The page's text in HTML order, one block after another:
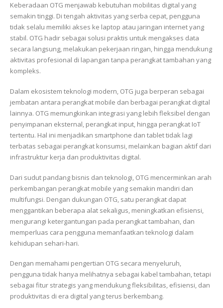
Keberadaan OTG menjawab kebutuhan mobilitas digital yang
semakin tinggi. Di tengah aktivitas yang serba cepat, pengguna
tidak selalu memiliki akses ke laptop atau jaringan internet yang
stabil. OTG hadir sebagai solusi praktis untuk mengakses data
secara langsung, melakukan pekerjaan ringan, hingga mendukung
aktivitas profesional di lapangan tanpa perangkat tambahan yang
kompleks.
Dalam ekosistem teknologi modern, OTG juga berperan sebagai
jembatan antara perangkat mobile dan berbagai perangkat digital
lainnya. OTG memungkinkan integrasi yang lebih fleksibel dengan
penyimpanan eksternal, perangkat input, hingga perangkat IoT
tertentu. Hal ini menjadikan smartphone dan tablet tidak lagi
terbatas sebagai perangkat konsumsi, melainkan bagian aktif dari
infrastruktur kerja dan produktivitas digital.
Dari sudut pandang bisnis dan teknologi, OTG mencerminkan arah
perkembangan perangkat mobile yang semakin mandiri dan
multifungsi. Dengan dukungan OTG, satu perangkat dapat
menggantikan beberapa alat sekaligus, meningkatkan efisiensi,
mengurangi ketergantungan pada perangkat tambahan, dan
memperluas cara pengguna memanfaatkan teknologi dalam
kehidupan sehari-hari.
Dengan memahami pengertian OTG secara menyeluruh,
pengguna tidak hanya melihatnya sebagai kabel tambahan, tetapi
sebagai fitur strategis yang mendukung fleksibilitas, efisiensi, dan
produktivitas di era digital yang terus berkembang.